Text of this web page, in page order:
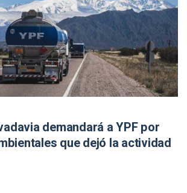
demandará a YPF por
que dejó la actividad